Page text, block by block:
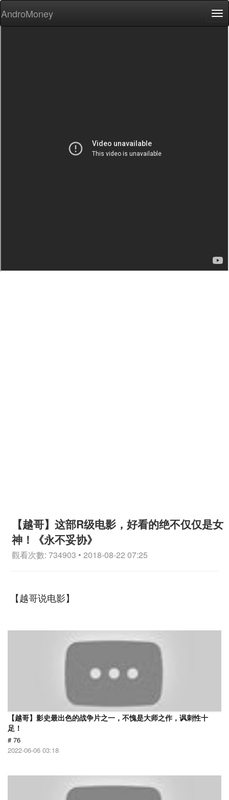
AndroMoney
【越哥】这部R级电影，好看的绝不仅仅是女
神！《永不妥协》
觀看次數: 734903 • 2018-08-22 07:25
【越哥说电影】
【越哥】影史最出色的战争片之一，不愧是大师之作，讽刺性十
足！
# 76
2022-06-06 03:18